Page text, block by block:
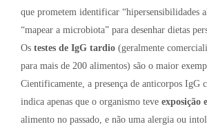
que prometem identificar “hipersensibilidades
“mapear a microbiota” para desenhar dietas
Os testes de IgG tardio (geralmente
para mais de 200 alimentos) são o maior
Cientificamente, a presença de anticorpos IgG
indica apenas que o organismo teve exposição
alimento no passado, e não uma alergia ou